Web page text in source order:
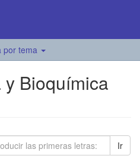
por tema
Bioquímica
Ir